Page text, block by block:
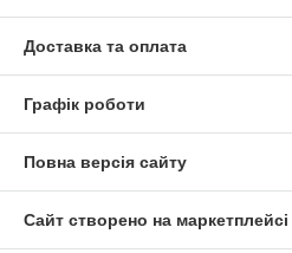
Доставка та оплата
Графік роботи
Повна версія сайту
Сайт створено на маркетплейсі